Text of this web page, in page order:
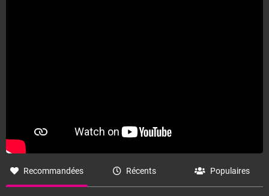
Recommandées Récents Populaires